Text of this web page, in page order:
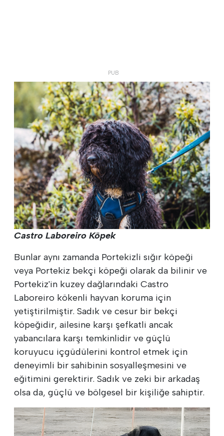
Castro Laboreiro Köpek
Bunlar aynı zamanda Portekizli sığır köpeği
veya Portekiz bekçi köpeği olarak da bilinir ve
Portekiz'in kuzey dağlarındaki Castro
Laboreiro kökenli hayvan koruma için
yetiştirilmiştir. Sadık ve cesur bir bekçi
köpeğidir, ailesine karşı şefkatli ancak
yabancılara karşı temkinlidir ve güçlü
koruyucu içgüdülerini kontrol etmek için
deneyimli bir sahibinin sosyalleşmesini ve
eğitimini gerektirir. Sadık ve zeki bir arkadaş
olsa da, güçlü ve bölgesel bir kişiliğe sahiptir.